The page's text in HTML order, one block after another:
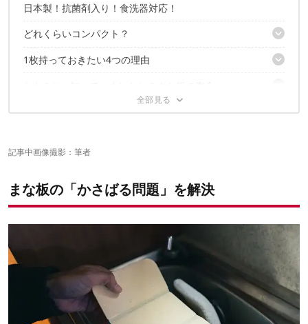
日本製！抗菌剤入り！食洗器対応！
どれくらいコンパクト？
折りたたむ順番に注意！
1枚持っておきたい4つの理由
寿命を延ばすメンテナンス方法
これは1枚持っていて損なし！
記事中画像撮影：筆者
まな板の「かさばる問題」を解決